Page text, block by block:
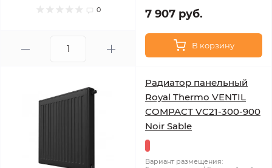
0 7 907 руб.
В корзину
Радиатор панельный
Royal Thermo VENTIL
COMPACT VC21-300-900
Noir Sable
Вариант размещения: